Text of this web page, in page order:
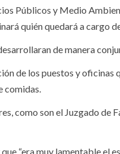
Públicos y Medio
quién quedará a cargo
de manera
de los puestos y oficinas
comidas.
como son el Juzgado de
“era muy lamentable el